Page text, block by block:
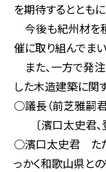
を期待するととも
今後も紀州材を
催に取り組んでまい
また、一方で発
した木造建築に関
○議長（前芝雅嗣
〔濱口太史君、
○濱口太史君 ただ
っかく和歌山県と